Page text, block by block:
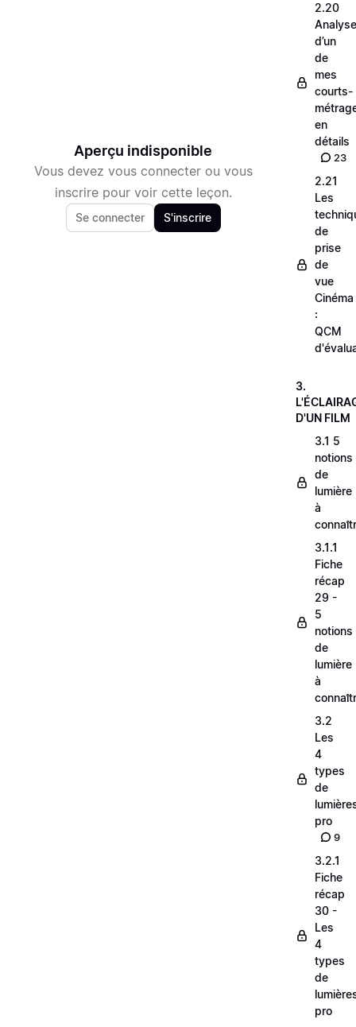
Aperçu indisponible
Vous devez vous connecter ou vous
inscrire pour voir cette leçon.
Se connecter S'inscrire
2.20
Analyse
d’un
de
mes
courts-
en
détails
23
2.21
Les
de
prise
de
vue
Cinéma
:
QCM
3.
D'UN FILM
3.1 5
notions
de
lumière
à
3.1.1
Fiche
récap
29 -
5
notions
de
lumière
à
3.2
Les
4
types
de
pro
9
3.2.1
Fiche
récap
30 -
Les
4
types
de
pro